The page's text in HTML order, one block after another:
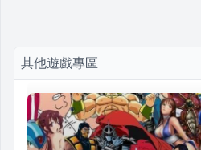
其他遊戲專區